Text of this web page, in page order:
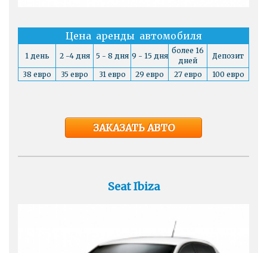
Цена аренды автомобиля
1 день 2 -4 дня 5 - 8 дня 9 - 15 дня
более 16
дней
Депозит
38 евро 35 евро 31 евро 29 евро 27 евро 100 евро
ЗАКАЗАТЬ АВТО
Seat Ibiza